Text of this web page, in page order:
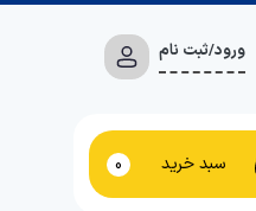
ورود/ثبت نام
سبد خرید 0